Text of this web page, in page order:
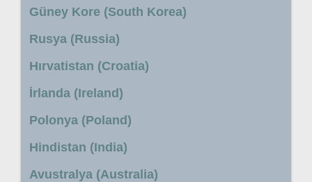
Güney Kore (South Korea)
Rusya (Russia)
Hırvatistan (Croatia)
İrlanda (Ireland)
Polonya (Poland)
Hindistan (India)
Avustralya (Australia)